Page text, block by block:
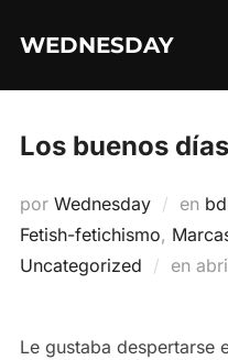
WEDNESDAY
Los buenos
por Wednesday en
Fetish-fetichismo,
Uncategorized
en
Le gustaba despertarse